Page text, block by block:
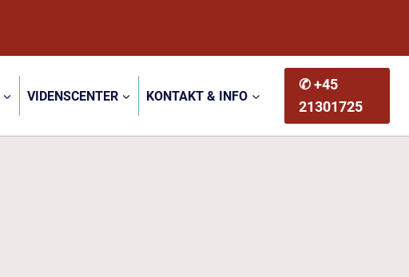
VIDENSCENTER KONTAKT & INFO
✆ +45
21301725